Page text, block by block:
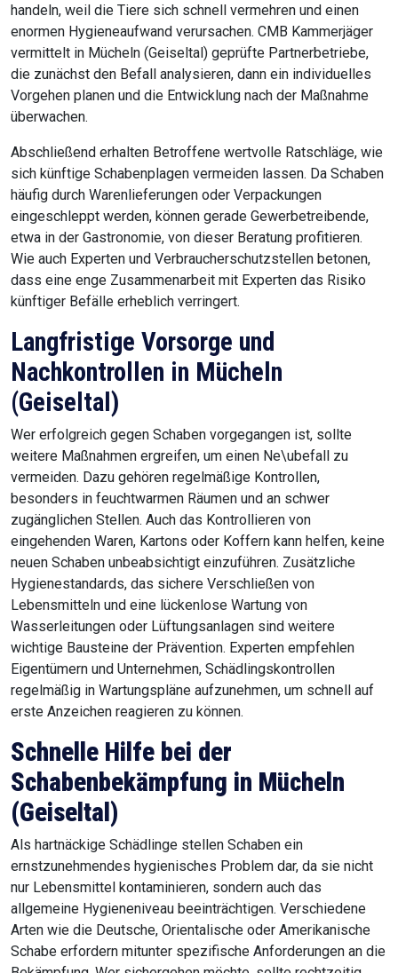
handeln, weil die Tiere sich schnell vermehren und einen
enormen Hygieneaufwand verursachen. CMB Kammerjäger
vermittelt in Mücheln (Geiseltal) geprüfte Partnerbetriebe,
die zunächst den Befall analysieren, dann ein individuelles
Vorgehen planen und die Entwicklung nach der Maßnahme
überwachen.
Abschließend erhalten Betroffene wertvolle Ratschläge, wie
sich künftige Schabenplagen vermeiden lassen. Da Schaben
häufig durch Warenlieferungen oder Verpackungen
eingeschleppt werden, können gerade Gewerbetreibende,
etwa in der Gastronomie, von dieser Beratung profitieren.
Wie auch Experten und Verbraucherschutzstellen betonen,
dass eine enge Zusammenarbeit mit Experten das Risiko
künftiger Befälle erheblich verringert.
Langfristige Vorsorge und
Nachkontrollen in Mücheln
(Geiseltal)
Wer erfolgreich gegen Schaben vorgegangen ist, sollte
weitere Maßnahmen ergreifen, um einen Ne\ubefall zu
vermeiden. Dazu gehören regelmäßige Kontrollen,
besonders in feuchtwarmen Räumen und an schwer
zugänglichen Stellen. Auch das Kontrollieren von
eingehenden Waren, Kartons oder Koffern kann helfen, keine
neuen Schaben unbeabsichtigt einzuführen. Zusätzliche
Hygienestandards, das sichere Verschließen von
Lebensmitteln und eine lückenlose Wartung von
Wasserleitungen oder Lüftungsanlagen sind weitere
wichtige Bausteine der Prävention. Experten empfehlen
Eigentümern und Unternehmen, Schädlingskontrollen
regelmäßig in Wartungspläne aufzunehmen, um schnell auf
erste Anzeichen reagieren zu können.
Schnelle Hilfe bei der
Schabenbekämpfung in Mücheln
(Geiseltal)
Als hartnäckige Schädlinge stellen Schaben ein
ernstzunehmendes hygienisches Problem dar, da sie nicht
nur Lebensmittel kontaminieren, sondern auch das
allgemeine Hygieneniveau beeinträchtigen. Verschiedene
Arten wie die Deutsche, Orientalische oder Amerikanische
Schabe erfordern mitunter spezifische Anforderungen an die